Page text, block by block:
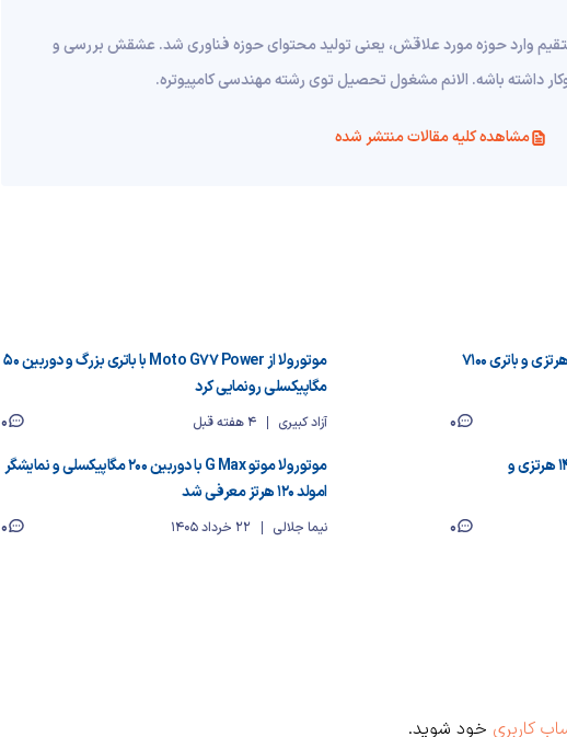
وارد حوزه مورد علاقش، یعنی تولید محتوای حوزه فناوری شد. عشقش بررسی و
داشته باشه. الانم مشغول تحصیل توی رشته مهندسی کامپیوتره.
مشاهده کلیه مقالات منتشر شده
موتورولا اج ۷۰ مکس با نمایشگر ۱۴۴ هرتزی و باتری ۷۱۰۰
0
موتورولا از Moto G77 Power با باتری بزرگ و دوربین ۵۰
مگاپیکسلی رونمایی کرد
آزاد کبیری 4 هفته قبل
0
موتورولا موتو پد ۷۰ پرو با نمایشگر ۱۴۴ هرتزی و
0
موتورولا موتو G Max با دوربین ۲۰۰ مگاپیکسلی و نمایشگر
امولد ۱۲۰ هرتز معرفی شد
نیما جلالی 22 خرداد 1405 0
کاربری خود شوید.